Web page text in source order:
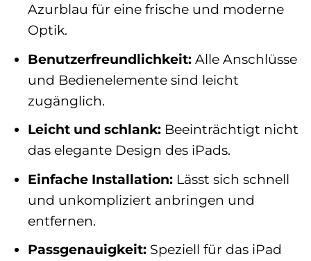
Azurblau für eine frische und moderne
Optik.
Benutzerfreundlichkeit: Alle Anschlüsse
und Bedienelemente sind leicht
zugänglich.
Leicht und schlank: Beeinträchtigt nicht
das elegante Design des iPads.
Einfache Installation: Lässt sich schnell
und unkompliziert anbringen und
entfernen.
Passgenauigkeit: Speziell für das iPad